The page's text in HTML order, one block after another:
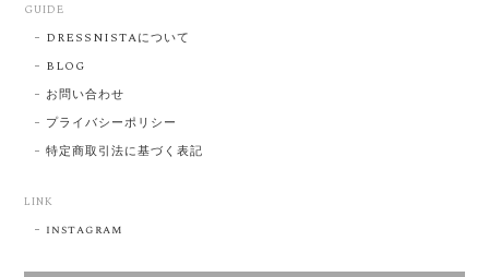
GUIDE
DRESSNISTAについて
BLOG
お問い合わせ
プライバシーポリシー
特定商取引法に基づく表記
LINK
instagram